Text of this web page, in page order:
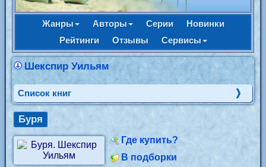
Жанры Авторы Серии
Новинки
Рейтинги
Отзывы Сервисы
Шекспир Уильям
Cписок книг
Буря
Где купить?
В подборки